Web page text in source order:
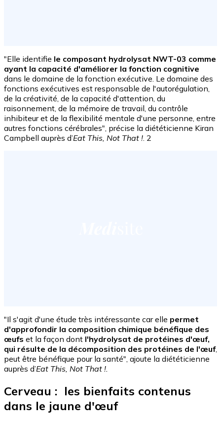
"Elle identifie le composant hydrolysat NWT-03 comme
ayant la capacité d'améliorer la fonction cognitive
dans le domaine de la fonction exécutive. Le domaine des
fonctions exécutives est responsable de l'autorégulation,
de la créativité, de la capacité d'attention, du
raisonnement, de la mémoire de travail, du contrôle
inhibiteur et de la flexibilité mentale d'une personne, entre
autres fonctions cérébrales", précise la diététicienne Kiran
Campbell auprès d’Eat This, Not That !. 2
"Il s'agit d'une étude très intéressante car elle permet
d'approfondir la composition chimique bénéfique des
œufs et la façon dont l'hydrolysat de protéines d'œuf,
qui résulte de la décomposition des protéines de l'œuf,
peut être bénéfique pour la santé", ajoute la diététicienne
auprès d’Eat This, Not That !.
Cerveau : les bienfaits contenus
dans le jaune d'œuf